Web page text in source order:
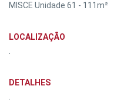
MISCE Unidade 61 - 111m²
LOCALIZAÇÃO
DETALHES